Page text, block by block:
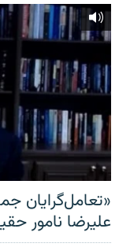
«تعامل‌گرایان
علیرضا نامور